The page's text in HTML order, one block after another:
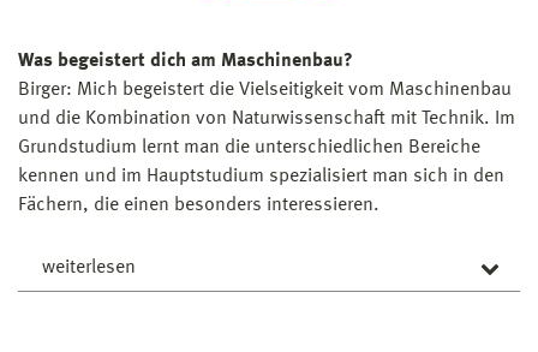
zuletzt zur Abteilung des Kraftwerkes als Anlagenleiterin
zurück.
Was begeistert dich am Maschinenbau?
Birger: Mich begeistert die Vielseitigkeit vom Maschinenbau
und die Kombination von Naturwissenschaft mit Technik. Im
Grundstudium lernt man die unterschiedlichen Bereiche
kennen und im Hauptstudium spezialisiert man sich in den
Fächern, die einen besonders interessieren.
weiterlesen